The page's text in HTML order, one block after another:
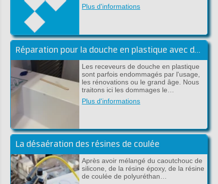
Plus d'informations
Réparation pour la douche en plastique avec du polyester ou époxy
Les receveurs de douche en plastique
sont parfois endommagés par l'usage,
les rénovations ou le grand âge. Nous
traitons ici les dommages le…
Plus d'informations
La désaération des résines de coulée
Après avoir mélangé du caoutchouc de
silicone, de la résine époxy, de la résine
de coulée de polyuréthan…